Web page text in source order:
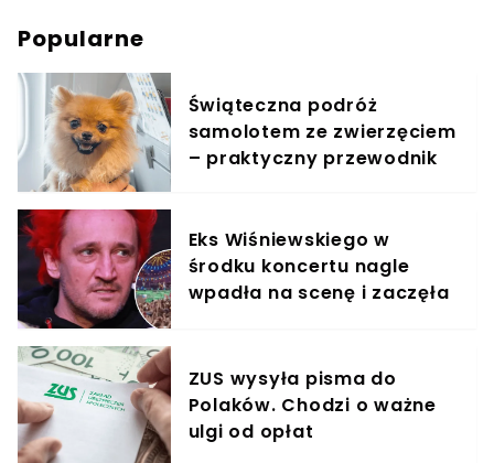
Popularne
Świąteczna podróż
samolotem ze zwierzęciem
– praktyczny przewodnik
Eks Wiśniewskiego w
środku koncertu nagle
wpadła na scenę i zaczęła
ZUS wysyła pisma do
Polaków. Chodzi o ważne
ulgi od opłat